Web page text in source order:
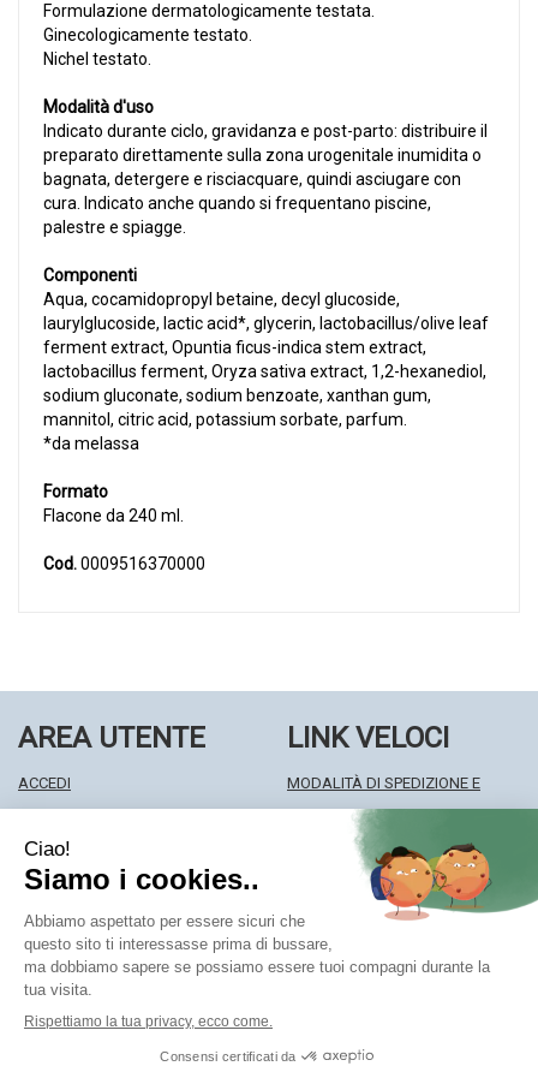
Formulazione dermatologicamente testata.
Ginecologicamente testato.
Nichel testato.
Modalità d'uso
Indicato durante ciclo, gravidanza e post-parto: distribuire il
preparato direttamente sulla zona urogenitale inumidita o
bagnata, detergere e risciacquare, quindi asciugare con
cura. Indicato anche quando si frequentano piscine,
palestre e spiagge.
Componenti
Aqua, cocamidopropyl betaine, decyl glucoside,
laurylglucoside, lactic acid*, glycerin, lactobacillus/olive leaf
ferment extract, Opuntia ficus-indica stem extract,
lactobacillus ferment, Oryza sativa extract, 1,2-hexanediol,
sodium gluconate, sodium benzoate, xanthan gum,
mannitol, citric acid, potassium sorbate, parfum.
*da melassa
Formato
Flacone da 240 ml.
Cod.0009516370000
AREA UTENTE
ACCEDI
WISHLIST
ISCRIZIONE ALLA NEWSLETTER
LINK VELOCI
MODALITÀ DI SPEDIZIONE E
MODALITÀ DI PAGAMENTO
INFORMATIVA PRIVACY
CONDIZIONI DI VENDITA
Farmacia Centrale Srl
Numero R.E.A.: CO327309